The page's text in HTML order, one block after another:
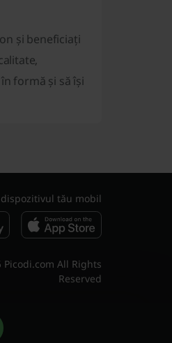
și beneficiați
formă și să își
tău mobil
Picodi.com All Rights
Reserved